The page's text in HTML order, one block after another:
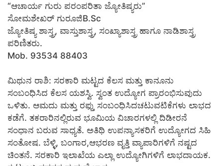
“ಆಚಾರ್ಯ ಗುರು ಪರಂಪರಿತಾ ಜ್ಯೋತಿಷ್ಯರು”
ಸೋಮಶೇಖರ್ ಗುರೂಜಿB.Sc
ಜ್ಯೋತಿಷ್ಯ ಶಾಸ್ತ್ರ, ವಾಸ್ತುಶಾಸ್ತ್ರ, ಸಂಖ್ಯಾಶಾಸ್ತ್ರ ಹಾಗೂ ನಾಡಿಶಾಸ್ತ್ರ
ಪರಿಣಿತರು.
Mob. 93534 88403
ಮಿಥುನ ರಾಶಿ: ಸರಕಾರಿ ಮಟ್ಟದ ಕೆಲಸ ಮತ್ತು ಕಾನೂನು
ಸಂಬಂಧಿಸಿದ ಕೆಲಸ ಯಶಸ್ವಿ. ಸ್ವಂತ ಉದ್ಯೋಗ ಪ್ರಾರಂಭಿಸುವುದು
ಒಳಿತು. ಆಮದು ಮತ್ತು ರಫ್ತು ಸಂಬಂಧಿಸಿದಚಟುವಟಿಕೆಗಳು ಲಾಭದ
ಕಡೆಗೆ. ತಕರಾರಿನಲ್ಲಿರುವ ಭೂಮಿಯ ವಿಚಾರಗಳಲ್ಲಿ ದಿಡೀರನೆ
ಸಂಧಾನ ಬರುವ ಸಾಧ್ಯತೆ. ಅತಿಥಿ ಉಪನ್ಯಾಸಕರಿಗೆ ಉದ್ಯೋಗದ ಸಿಹಿ
ಸಂತೋಷ. ಬೆಳ್ಳಿ, ಬಂಗಾರ,ಆಭರಣ ವೃತ್ತಿ ವ್ಯಾಪಾರಿಗಳಿಗೆ ನಷ್ಟದ
ಚಿಂತನೆ. ಸರಕಾರಿ ಇಲಾಖೆಯ ಎಲ್ಲಾ ಉದ್ಯೋಗಿಗಳಿಗೆ ಲಾಭದಾಯಕ.